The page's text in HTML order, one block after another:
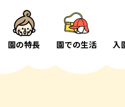
園の特長 園での生活 入